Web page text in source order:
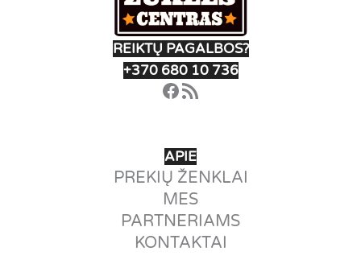
REIKTŲ PAGALBOS?
+370 680 10 736
Facebook
RSS Feed
APIE
PREKIŲ ŽENKLAI
MES
PARTNERIAMS
KONTAKTAI